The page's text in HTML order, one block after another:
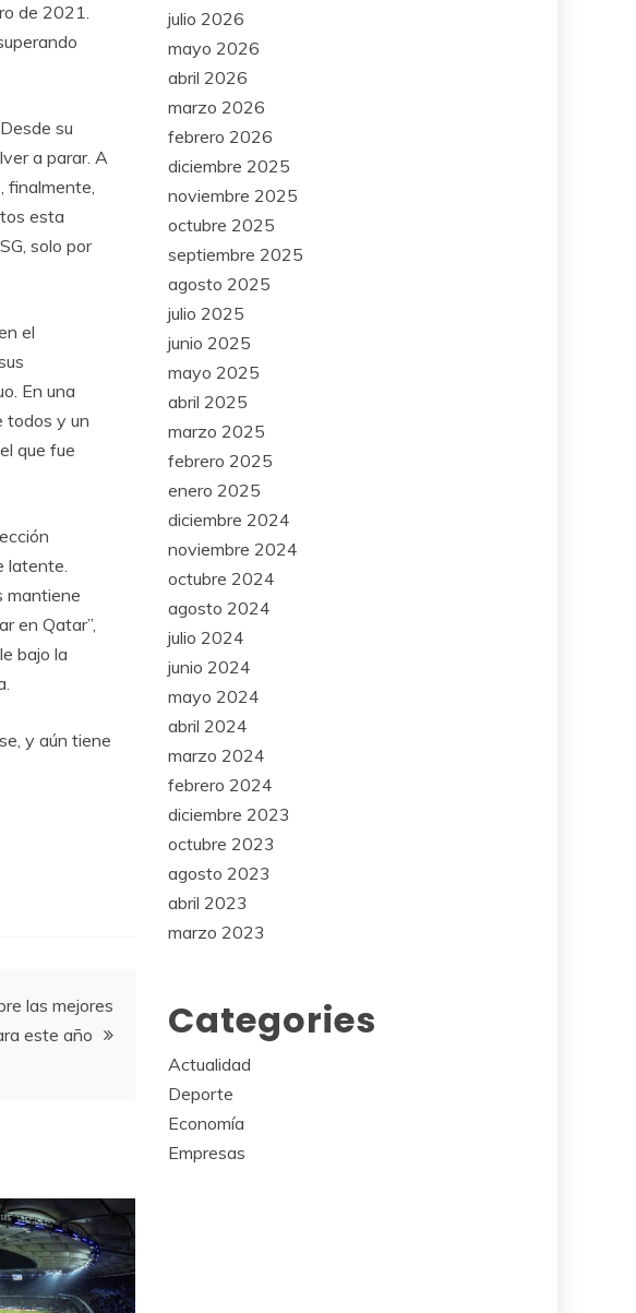
de 2021.
su
a parar. A
finalmente,
esta
solo por
el
En una
todos y un
que fue
latente.
mantiene
en Qatar”,
bajo la
y aún tiene
las mejores
este año
julio 2026
mayo 2026
abril 2026
marzo 2026
febrero 2026
diciembre 2025
noviembre 2025
octubre 2025
septiembre 2025
agosto 2025
julio 2025
junio 2025
mayo 2025
abril 2025
marzo 2025
febrero 2025
enero 2025
diciembre 2024
noviembre 2024
octubre 2024
agosto 2024
julio 2024
junio 2024
mayo 2024
abril 2024
marzo 2024
febrero 2024
diciembre 2023
octubre 2023
agosto 2023
abril 2023
marzo 2023
Categories
Actualidad
Deporte
Economía
Empresas